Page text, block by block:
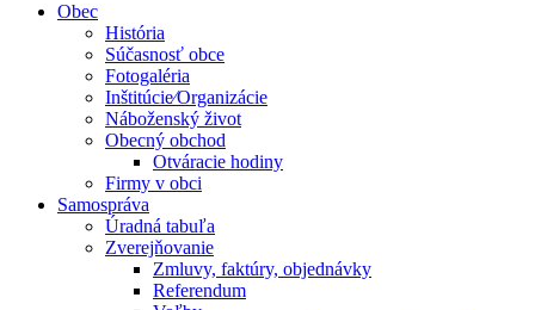
Obec
História
Súčasnosť obce
Fotogaléria
Inštitúcie⁄Organizácie
Náboženský život
Obecný obchod
Otváracie hodiny
Firmy v obci
Samospráva
Úradná tabuľa
Zverejňovanie
Zmluvy, faktúry, objednávky
Referendum